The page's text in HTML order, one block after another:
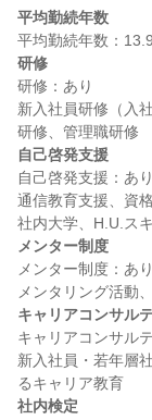
平均勤続年数
研修
研修：あり
新入社員研修（入
自己啓発支援
自己啓発支援：あり
通信教育支援、資
メンター制度
メンター制度：あり
キャリアコンサル
キャリアコンサル
新入社員・若年層
社内検定